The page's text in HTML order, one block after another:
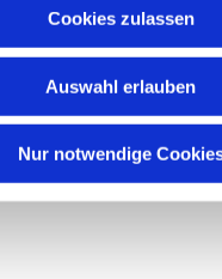
Cookies zulassen
Auswahl erlauben
Nur notwendige